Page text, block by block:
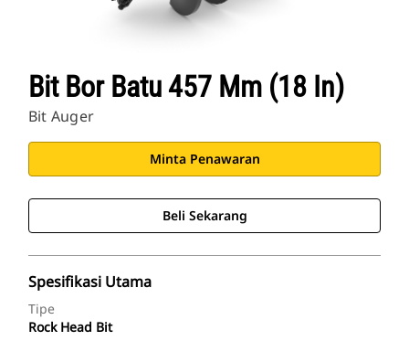
Bit Bor Batu 457 Mm (18 In)
Bit Auger
Minta Penawaran
Beli Sekarang
Spesifikasi Utama
Tipe
Rock Head Bit